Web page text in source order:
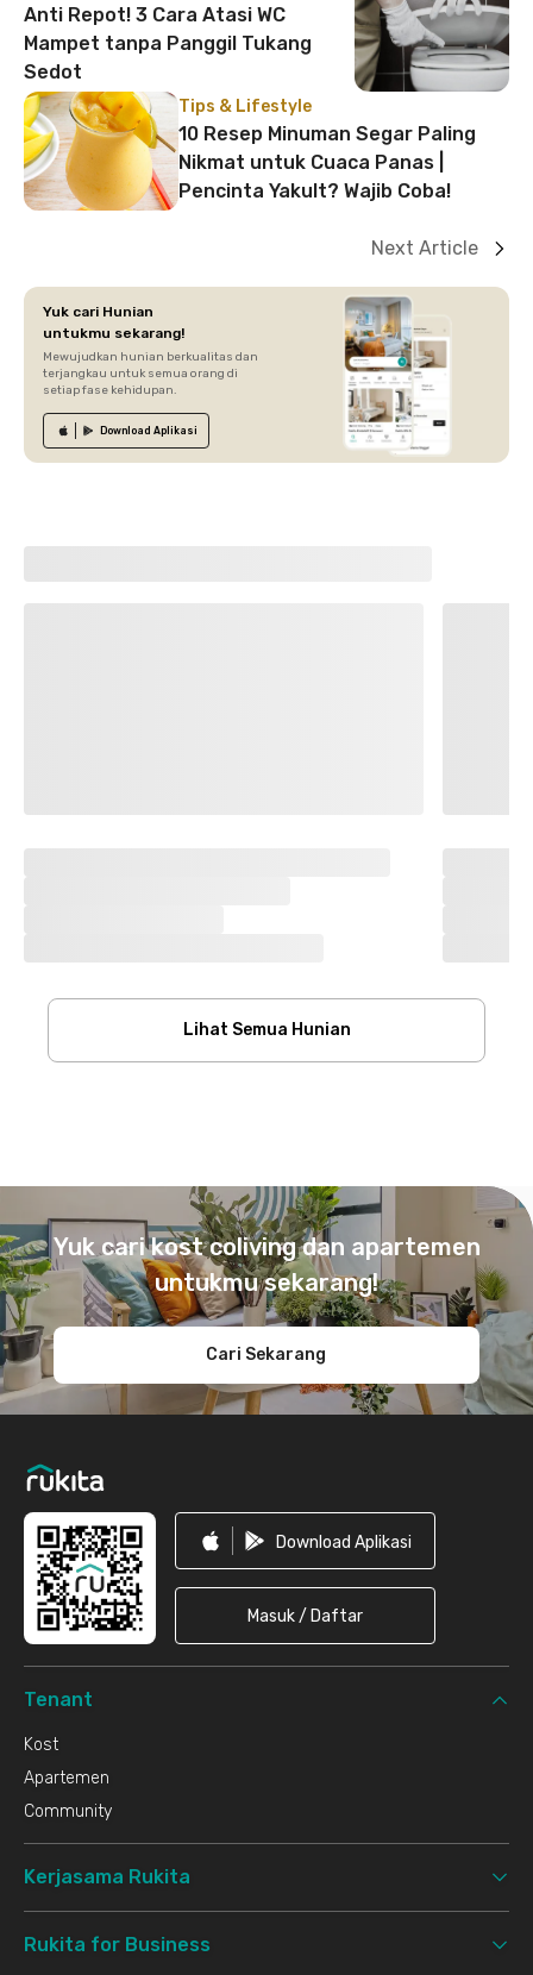
Anti Repot! 3 Cara Atasi WC
Mampet tanpa Panggil Tukang
Sedot
Tips & Lifestyle
10 Resep Minuman Segar Paling
Nikmat untuk Cuaca Panas |
Pencinta Yakult? Wajib Coba!
Next Article
Yuk cari Hunian
untukmu sekarang!
Mewujudkan hunian berkualitas dan
terjangkau untuk semua orang di
setiap fase kehidupan.
Download Aplikasi
Lihat Semua Hunian
Yuk cari kost coliving dan apartemen
untukmu sekarang!
Cari Sekarang
Download Aplikasi
Masuk / Daftar
Tenant
Kost
Apartemen
Community
Kerjasama Rukita
Rukita for Business